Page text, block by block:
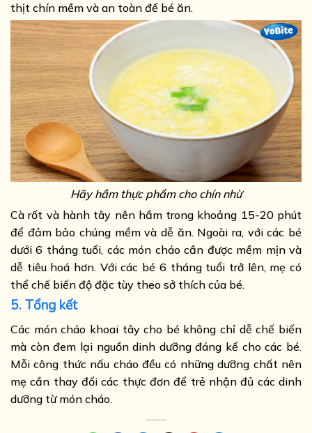
thịt chín mềm và an toàn để bé ăn.
Hãy hầm thực phẩm cho chín nhừ
Cà rốt và hành tây nên hầm trong khoảng 15-20 phút
để đảm bảo chúng mềm và dễ ăn. Ngoài ra, với các bé
dưới 6 tháng tuổi, các món cháo cần được mềm mịn và
dễ tiêu hoá hơn. Với các bé 6 tháng tuổi trở lên, mẹ có
thể chế biến độ đặc tùy theo sở thích của bé.
5. Tổng kết
Các món cháo khoai tây cho bé không chỉ dễ chế biến
mà còn đem lại nguồn dinh dưỡng đáng kể cho các bé.
Mỗi công thức nấu cháo đều có những dưỡng chất nên
mẹ cần thay đổi các thực đơn để trẻ nhận đủ các dinh
dưỡng từ món cháo.